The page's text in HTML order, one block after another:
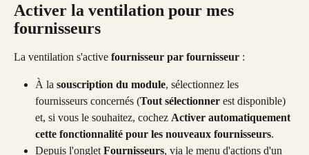
Activer la ventilation pour mes
fournisseurs
La ventilation s'active fournisseur par fournisseur :
À la souscription du module, sélectionnez les
fournisseurs concernés (Tout sélectionner est disponible)
et, si vous le souhaitez, cochez Activer automatiquement
cette fonctionnalité pour les nouveaux fournisseurs.
Depuis l'onglet Fournisseurs, via le menu d'actions d'un